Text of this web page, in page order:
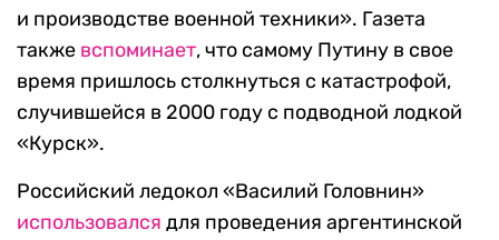
и производстве военной техники». Газета
также вспоминает, что самому Путину в свое
время пришлось столкнуться с катастрофой,
случившейся в 2000 году с подводной лодкой
«Курск».
Российский ледокол «Василий Головнин»
использовался для проведения аргентинской